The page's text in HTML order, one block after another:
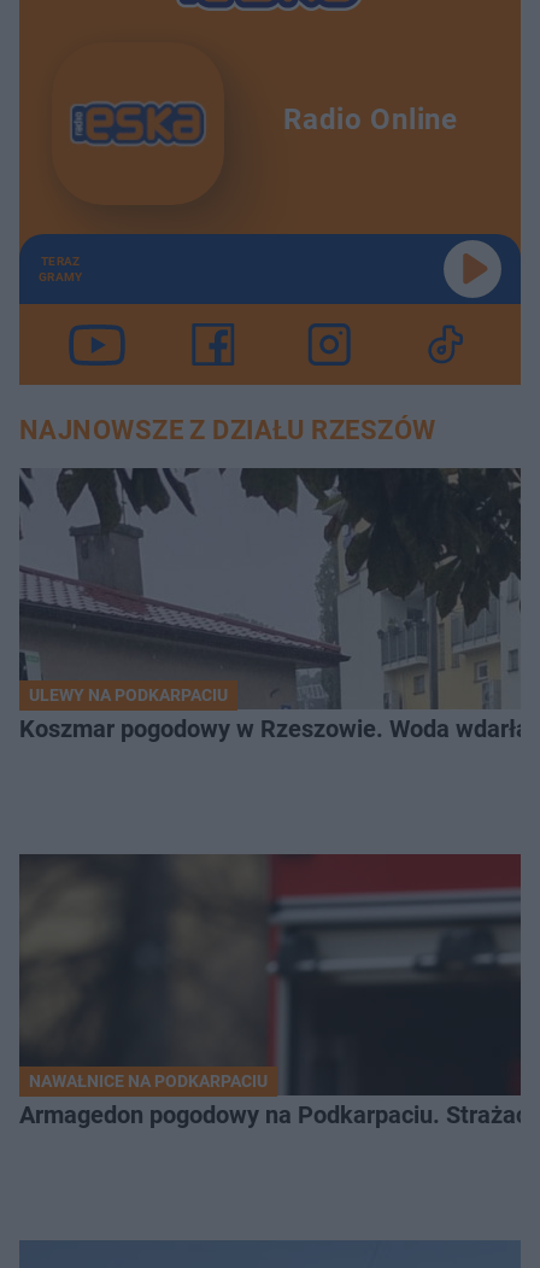
Radio Online
TERAZ
GRAMY
NAJNOWSZE Z DZIAŁU RZESZÓW
ULEWY NA PODKARPACIU
Koszmar pogodowy w Rzeszowie. Woda
NAWAŁNICE NA PODKARPACIU
Armagedon pogodowy na Podkarpaciu.